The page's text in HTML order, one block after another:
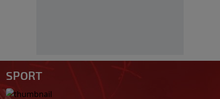
SPORT